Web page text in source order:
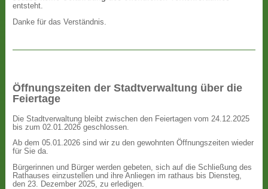
entsteht.
Danke für das Verständnis.
Öffnungszeiten der Stadtverwaltung über die
Feiertage
Die Stadtverwaltung bleibt zwischen den Feiertagen vom 24.12.2025
bis zum 02.01.2026 geschlossen.
Ab dem 05.01.2026 sind wir zu den gewohnten Öffnungszeiten wieder
für Sie da.
Bürgerinnen und Bürger werden gebeten, sich auf die Schließung des
Rathauses einzustellen und ihre Anliegen im rathaus bis Diensteg,
den 23. Dezember 2025, zu erledigen.